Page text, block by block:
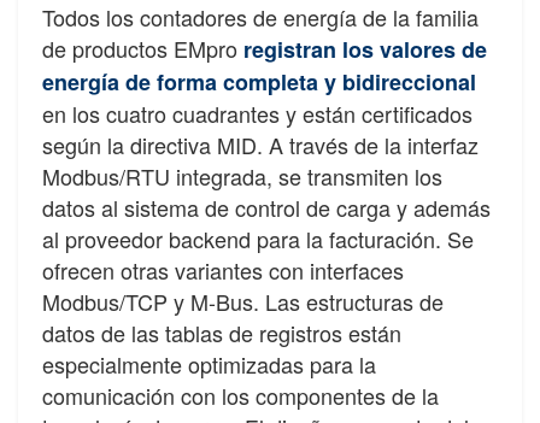
Todos los contadores de energía de la familia
de productos EMpro registran los valores de
energía de forma completa y bidireccional
en los cuatro cuadrantes y están certificados
según la directiva MID. A través de la interfaz
Modbus/RTU integrada, se transmiten los
datos al sistema de control de carga y además
al proveedor backend para la facturación. Se
ofrecen otras variantes con interfaces
Modbus/TCP y M-Bus. Las estructuras de
datos de las tablas de registros están
especialmente optimizadas para la
comunicación con los componentes de la